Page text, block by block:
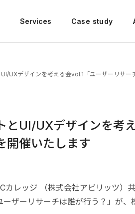
Services Case study
UXデザインを考える会vol.1「ユーザーリサー
とUI/UXデザインを考
開催いたします
カレッジ （株式会社アピリッツ）
ザーリサーチは誰が行う？」が